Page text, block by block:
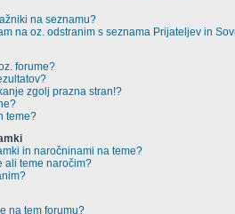
na seznamu?
na oz. odstranim s seznama Prijateljev in
forume?
zgolj prazna stran!?
teme?
in naročninami na teme?
ali teme naročim?
na tem forumu?